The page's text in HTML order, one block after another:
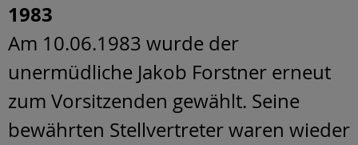
1983
Am 10.06.1983 wurde der
unermüdliche Jakob Forstner erneut
zum Vorsitzenden gewählt. Seine
bewährten Stellvertreter waren wieder